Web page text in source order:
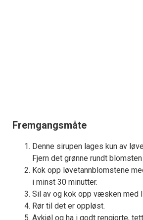
Fremgangsmåte
Denne sirupen lages kun av
Fjern det grønne rundt
Kok opp løvetannblomstene
i minst 30 minutter.
Sil av og kok opp væsken med
Rør til det er oppløst.
Avkjøl og ha i godt rengjorte,